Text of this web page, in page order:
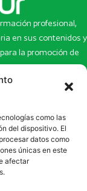
como las
del dispositivo. El
datos como
únicas en este
afectar
profesional,
en sus contenidos y
la promoción de
interés